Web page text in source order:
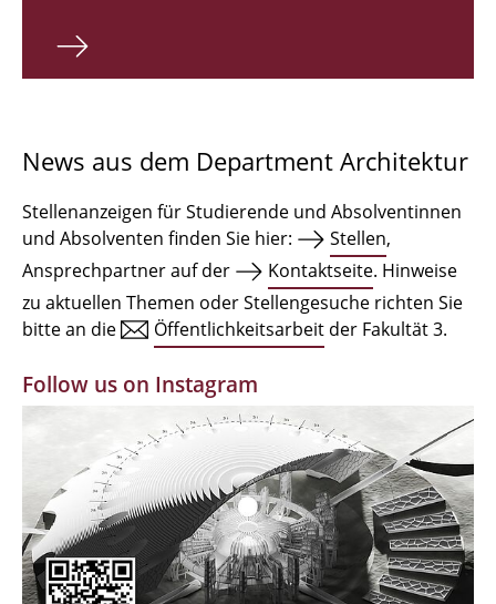
Master Architektur
Qualifikationsprofil
Institute
Einrichtungen
Zeichensäle
MBW | Modellbauwerkstatt
Alumni | cloud club
Dokumente und Downloads
News aus dem Department Architektur
Stellenanzeigen für Studierende und Absolventinnen
und Absolventen finden Sie hier:
Stellen,
Ansprechpartner auf der
Kontaktseite. Hinweise
zu aktuellen Themen oder Stellengesuche richten Sie
bitte an die
Öffentlichkeitsarbeit der Fakultät 3.
Follow us on Instagram